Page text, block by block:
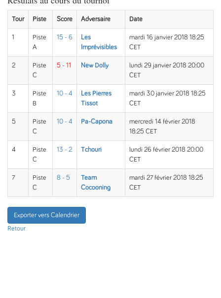
Tour Piste Score Adversaire Date
1
Piste
A
15 - 6
Les
Imprévisibles
mardi 16 janvier 2018 18:25
CET
2
Piste
C
5 - 11 New Dolly
lundi 29 janvier 2018 20:00
CET
3
Piste
B
10 - 4
Les Pierres
Tissot
mardi 30 janvier 2018 18:25
CET
5
Piste
C
10 - 4 Pa-Capona
mercredi 14 février 2018
18:25 CET
4
Piste
C
13 - 2 Tchouri
lundi 26 février 2018 20:00
CET
7
Piste
C
8 - 5
Team
Cocooning
mardi 27 février 2018 18:25
CET
Exporter vers Calendrier
Retour